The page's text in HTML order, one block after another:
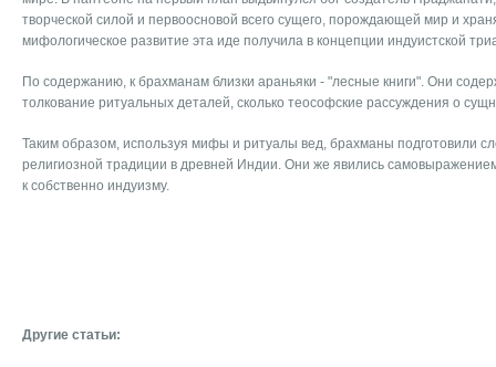
творческой силой и первоосновой всего сущего, порождающей мир и
мифологическое развитие эта иде получила в концепции индуистской
По содержанию, к брахманам близки араньяки - "лесные книги". Они
толкование ритуальных деталей, сколько теософские рассуждения о
Таким образом, используя мифы и ритуалы вед, брахманы подготовили
религиозной традиции в древней Индии. Они же явились
к собственно индуизму.
Другие статьи: